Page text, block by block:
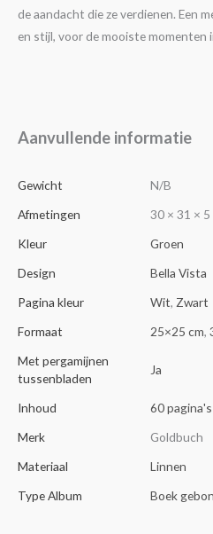
de aandacht die ze verdienen. Een
en stijl, voor de mooiste momenten
Aanvullende informatie
Gewicht
N/B
Afmetingen
30 × 31 × 5
Kleur
Groen
Design
Bella Vista
Pagina kleur
Wit, Zwart
Formaat
25×25 cm,
Met pergamijnen
tussenbladen
Ja
Inhoud
60 pagina's
Merk
Goldbuch
Materiaal
Linnen
Type Album
Boek